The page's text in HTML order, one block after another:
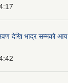
देखि भाद्र सम्मको आय